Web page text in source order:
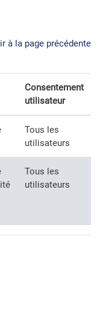
à la page précédente
Consentement
utilisateur
Tous les
utilisateurs
Tous les
utilisateurs